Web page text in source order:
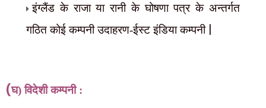
इंग्लैंड के राजा या रानी के घोषणा पत्र के अन्तर्गत
गठित कोईकम्पनी उदाहरण-ईस्ट इंडिया कम्पनी
(घ) विदेशी कम्पनी :